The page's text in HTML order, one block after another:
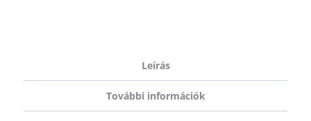
Leírás
További információk